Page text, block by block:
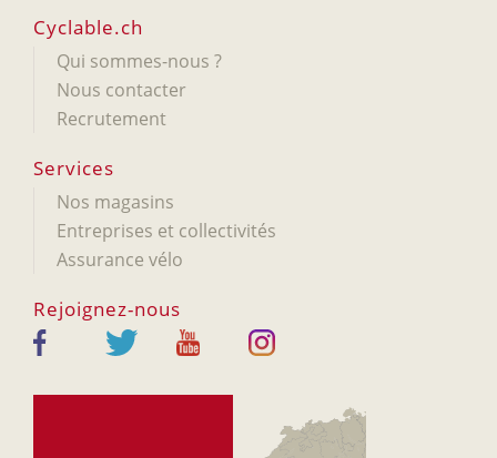
Cyclable.ch
Qui sommes-nous ?
Nous contacter
Recrutement
Services
Nos magasins
Entreprises et collectivités
Assurance vélo
Rejoignez-nous